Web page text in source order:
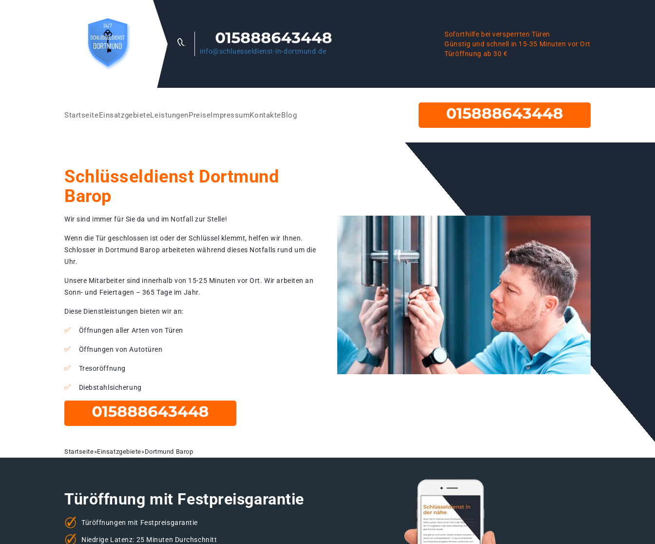
info@schluesseldienst-in-dortmund.de
Soforthilfe bei versperrten Türen
Günstig und schnell in 15-35 Minuten vor Ort
Türöffnung ab 30 €
StartseiteEinsatzgebieteLeistungenPreiseImpressumKontakteBlog
Schlüsseldienst Dortmund
Barop
Wir sind immer für Sie da und im Notfall zur Stelle!
Wenn die Tür geschlossen ist oder der Schlüssel klemmt, helfen wir Ihnen.
Schlosser in Dortmund Barop arbeiteten während dieses Notfalls rund um die
Uhr.
Unsere Mitarbeiter sind innerhalb von 15-25 Minuten vor Ort. Wir arbeiten an
Sonn- und Feiertagen – 365 Tage im Jahr.
Diese Dienstleistungen bieten wir an:
Öffnungen aller Arten von Türen
Öffnungen von Autotüren
Tresoröffnung
Diebstahlsicherung
Startseite»Einsatzgebiete»Dortmund Barop
Türöffnung mit Festpreisgarantie
Türöffnungen mit Festpreisgarantie
Niedrige Latenz: 25 Minuten Durchschnitt